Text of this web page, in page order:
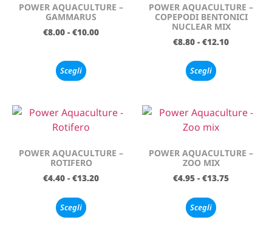
POWER AQUACULTURE –
GAMMARUS
€8.00 - €10.00
Scegli
POWER AQUACULTURE –
COPEPODI BENTONICI
NUCLEAR MIX
€8.80 - €12.10
Scegli
POWER AQUACULTURE –
ROTIFERO
€4.40 - €13.20
Scegli
POWER AQUACULTURE –
ZOO MIX
€4.95 - €13.75
Scegli